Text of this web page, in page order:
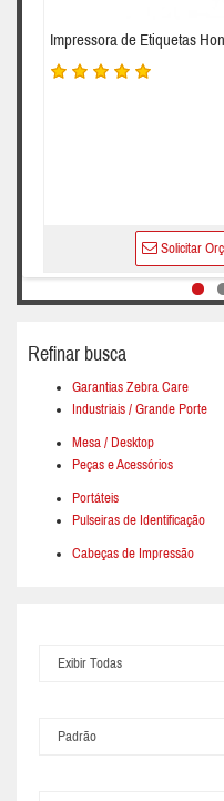
Impressora de Etiquetas
Solicitar
Refinar busca
Garantias Zebra Care
Industriais / Grande Porte
Mesa / Desktop
Peças e Acessórios
Portáteis
Pulseiras de Identificação
Cabeças de Impressão